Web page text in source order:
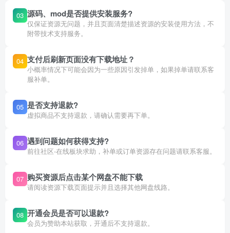
03 源码、mod是否提供安装服务?
仅保证资源无问题，并且页面清楚描述资源的安装使用方法，不
附带技术支持服务。
04 支付后刷新页面没有下载地址？
小概率情况下可能会因为一些原因引发掉单，如果掉单请联系客
服补单。
05 是否支持退款?
虚拟商品不支持退款，请确认需要再下单。
06 遇到问题如何获得支持?
前往社区-在线板块求助，补单或订单资源存在问题请联系客服。
07 购买资源后点击某个网盘不能下载
请阅读资源下载页面提示并且选择其他网盘线路。
08 开通会员是否可以退款?
会员为赞助本站获取，开通后不支持退款。